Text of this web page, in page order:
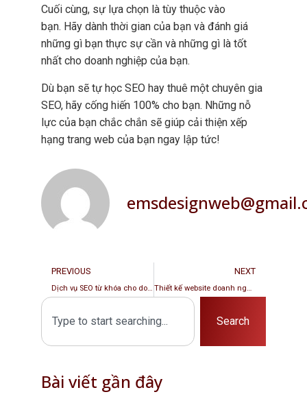
Cuối cùng, sự lựa chọn là tùy thuộc vào
bạn. Hãy dành thời gian của bạn và đánh giá
những gì bạn thực sự cần và những gì là tốt
nhất cho doanh nghiệp của bạn.
Dù bạn sẽ tự học SEO hay thuê một chuyên gia
SEO, hãy cống hiến 100% cho bạn. Những nỗ
lực của bạn chắc chắn sẽ giúp cải thiện xếp
hạng trang web của bạn ngay lập tức!
PREVIOUS
Dịch vụ SEO từ khóa cho doanh nghiệp Việt tại Mỹ
NEXT
Thiết kế website doanh nghiệp chuyên nghiệp cho người Việt
Search
Bài viết gần đây